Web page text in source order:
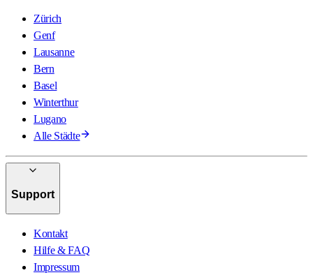
Zürich
Genf
Lausanne
Bern
Basel
Winterthur
Lugano
Alle Städte
Support
Kontakt
Hilfe & FAQ
Impressum